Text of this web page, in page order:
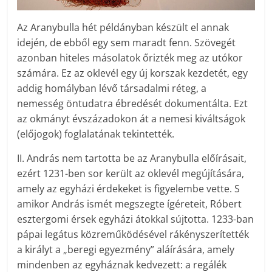
Az Aranybulla hét példányban készült el annak
idején, de ebből egy sem maradt fenn. Szövegét
azonban hiteles másolatok őrizték meg az utókor
számára. Ez az oklevél egy új korszak kezdetét, egy
addig homályban lévő társadalmi réteg, a
nemesség öntudatra ébredését dokumentálta. Ezt
az okmányt évszázadokon át a nemesi kiváltságok
(előjogok) foglalatának tekintették.
II. András nem tartotta be az Aranybulla előírásait,
ezért 1231-ben sor került az oklevél megújítására,
amely az egyházi érdekeket is figyelembe vette. S
amikor András ismét megszegte ígéreteit, Róbert
esztergomi érsek egyházi átokkal sújtotta. 1233-ban
pápai legátus közreműködésével rákényszerítették
a királyt a „beregi egyezmény” aláírására, amely
mindenben az egyháznak kedvezett: a regálék